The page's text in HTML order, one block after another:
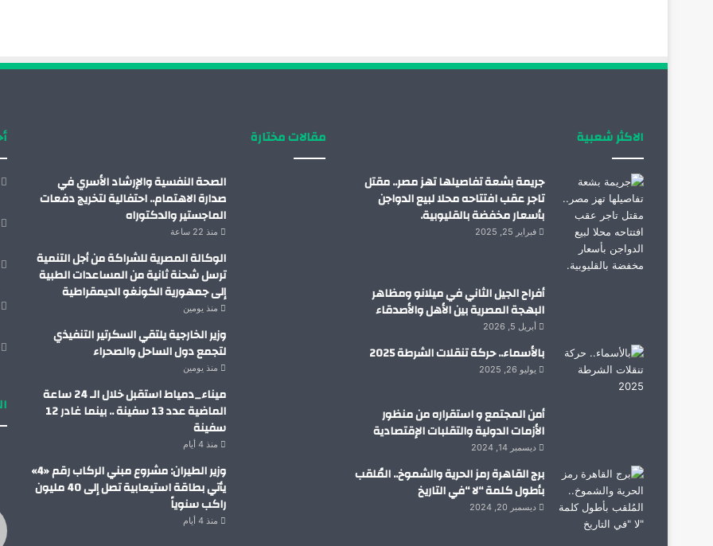
الاكثر شعبية
جريمة بشعة تفاصيلها تهز مصر.. مقتل
تاجر عقب افتتاحه محلا لبيع الدواجن
بأسعار مخفضة بالقليوبية.
فبراير 25, 2025
أفراح الجيل الثاني في ميلانو ومظاهر
البهجة المصرية بين الأهل والأصدقاء
أبريل 5, 2026
بالأسماء.. حركة تنقلات الشرطة 2025
يوليو 26, 2025
أمن المجتمع و استقراره من منظور
الأزمات الدولية والتقلبات الإقتصادية
ديسمبر 14, 2024
برج القاهرة رمز الحرية والشموخ.. المُلقب
بأطول كلمة “لا “في التاريخ
ديسمبر 20, 2024
مقالات مختارة
الصحة النفسية والإرشاد الأسري في
صدارة الاهتمام.. احتفالية لتخريج دفعات
الماجستير والدكتوراه
منذ 22 ساعة
الوكالة المصرية للشراكة من أجل التنمية
ترسل شحنة ثانية من المساعدات الطبية
إلى جمهورية الكونغو الديمقراطية
منذ يومين
وزير الخارجية يلتقي السكرتير التنفيذي
لتجمع دول الساحل والصحراء
منذ يومين
ميناء_دمياط استقبل خلال الـ 24 ساعة
الماضية عدد 13 سفينة .. بينما غادر 12
سفينة
منذ 4 أيام
وزير الطيران: مشروع مبني الركاب رقم «4»
يأتي بطاقة استيعابية تصل إلى 40 مليون
راكب سنوياً
منذ 4 أيام